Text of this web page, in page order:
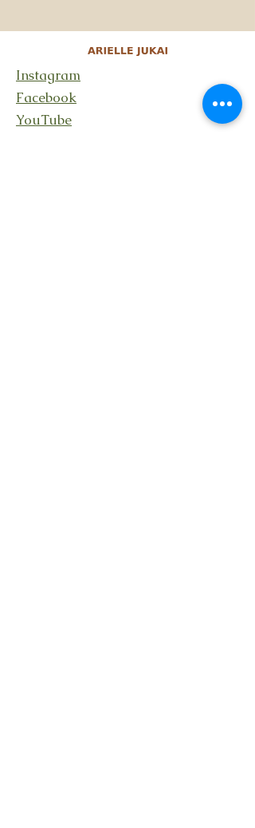
Instagram
Facebook
YouTube